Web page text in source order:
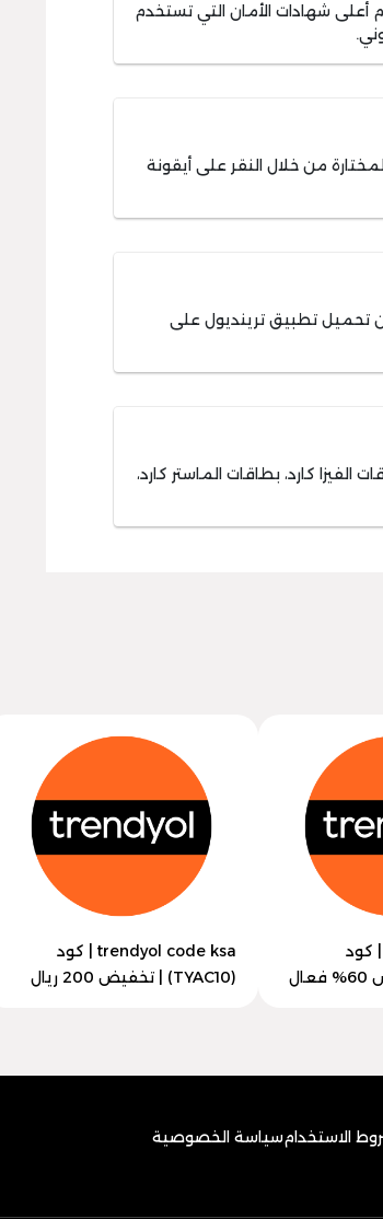
شهادات الأمان التي تستخدم
من خلال النقر على أيقونة
تحميل تطبيق ترينديول على
مرنة وآمنة 100% مثل بطاقات الفيزا كارد، بطاقات الماستر كارد،
كود
trendyol code ksa | كود
(TYAC10) | تخفيض 200 ريال
الاستخدامسياسة الخصوصية